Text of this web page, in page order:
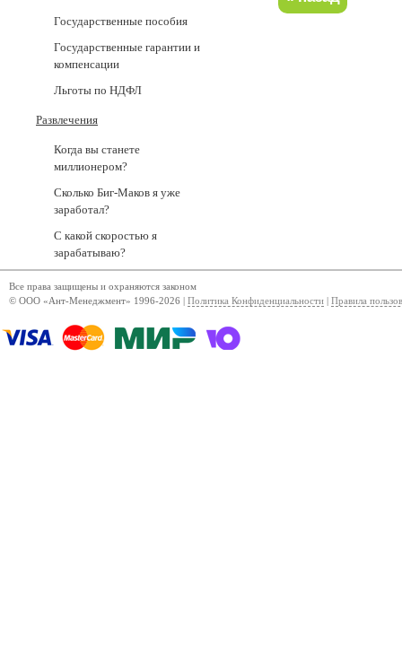
Государственные пособия
Государственные гарантии и
компенсации
Льготы по НДФЛ
Развлечения
Когда вы станете
миллионером?
Сколько Биг-Маков я уже
заработал?
С какой скоростью я
зарабатываю?
Все права защищены и охраняются законом
© ООО «Ант-Менеджмент» 1996-2026 | Политика Конфиденциальности Правила